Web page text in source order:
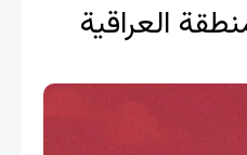
العراقية